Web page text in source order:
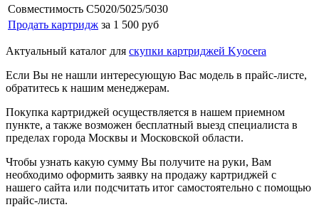
Совместимость C5020/5025/5030
Продать картридж за 1 500 руб
Актуальный каталог для скупки картриджей Kyocera
Если Вы не нашли интересующую Вас модель в прайс-листе,
обратитесь к нашим менеджерам.
Покупка картриджей осуществляется в нашем приемном
пункте, а также возможен бесплатный выезд специалиста в
пределах города Москвы и Московской области.
Чтобы узнать какую сумму Вы получите на руки, Вам
необходимо оформить заявку на продажу картриджей с
нашего сайта или подсчитать итог самостоятельно с помощью
прайс-листа.